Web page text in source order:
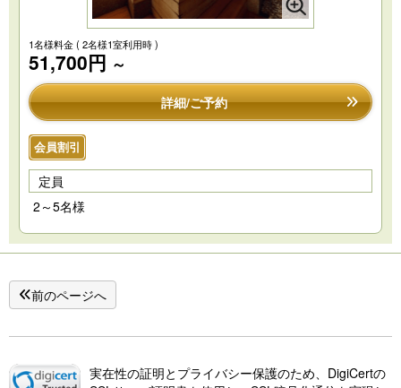
1名様料金( 2名様1室利用時 )
51,700円 ～
詳細/ご予約
会員割引
定員
2～5名様
前のページへ
実在性の証明とプライバシー保護のため、DigiCertの